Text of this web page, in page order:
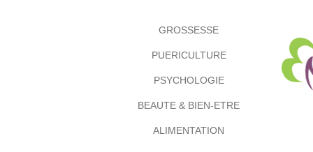
GROSSESSE
PUERICULTURE
PSYCHOLOGIE
BEAUTE & BIEN-ETRE
ALIMENTATION